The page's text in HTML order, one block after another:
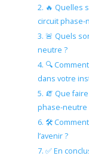
2. 🔥 Quelles
circuit phase-
3. 🚨 Quels
neutre ?
4. 🔍
dans votre
5. 🧯 Que
phase-neutre
6. 🛠️
l’avenir ?
7. ✅ En